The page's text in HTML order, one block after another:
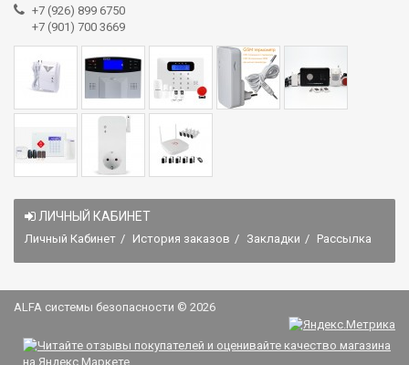
+7 (926) 899 6750
+7 (901) 700 3669
ЛИЧНЫЙ КАБИНЕТ
Личный Кабинет История заказов Закладки Рассылка
ALFA системы безопасности © 2026